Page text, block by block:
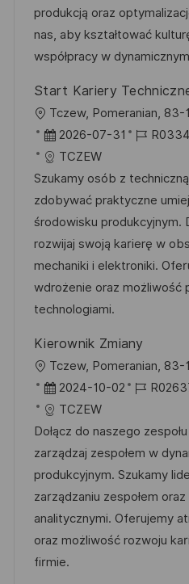
m
d
e
V
e
r
ö
f
f
e
n
t
l
i
c
h
u
n
g
I
D
produkcją oraz
nas, aby kształtować
współpracy w
Start Kariery
O
r
t
Tczew, Pomeranian, 83-
D
a
t
u
m
d
e
r
V
r
ö
f
f
e
n
t
l
i
c
h
2026-07-31
J
b
-
I
D
TCZEW
Szukamy osób z
zdobywać praktyczne
środowisku produkcyjnym.
rozwijaj swoją karierę w
mechaniki i elektroniki.
wdrożenie oraz możliwość
technologiami.
Kierownik Zmiany
O
r
t
Tczew, Pomeranian, 83-
D
a
t
u
m
d
e
r
V
2024-10-02
J
b
-
I
D
TCZEW
Dołącz do naszego
zarządzaj zespołem w
produkcyjnym. Szukamy
zarządzaniu zespołem
analitycznymi. Oferujemy
oraz możliwość rozwoju
firmie.